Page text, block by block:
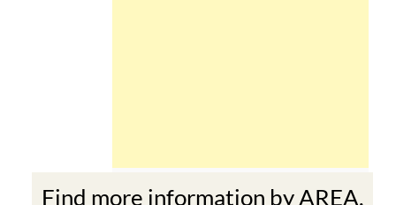
Cartagena
Aledo